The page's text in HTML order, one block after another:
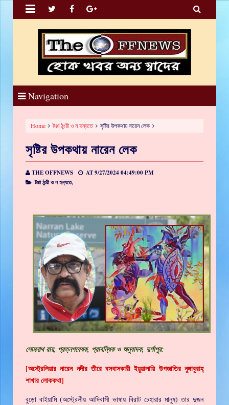
 
Navigation
Home টপ্পা ঠুংরী ও ন হন্যতে সৃষ্টির উপকথায় নারেন লেক
সৃষ্টির উপকথায় নারেন লেক
THE OFFNEWS AT9/27/2024 04:49:00 PM
টপ্পা ঠুংরী ও ন হন্যতে,
সোমনাথ রায়, প্রত্নগবেষক, প্রাবন্ধিক ও অনুবাদক, দুর্গাপুর:
[অস্ট্রেলিয়ার নারেন নদীর তীরে বসবাসকারী ইয়ুয়ালায়ি উপজাতির নুঙ্গাবুরাহ্‌
শাখার লোককথা]
বুড়ো বাইয়ামি (অস্ট্রেলীয় আদিবাসী ভাষায় বিরাট চেহারার মানুষ) তার দুজন